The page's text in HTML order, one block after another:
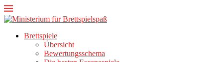
Brettspiele
Übersicht
Bewertungsschema